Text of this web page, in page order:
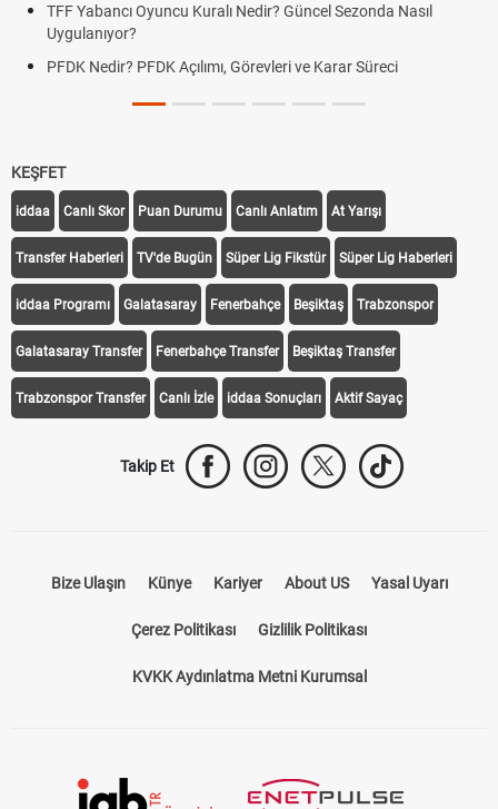
TFF Yabancı Oyuncu Kuralı Nedir? Güncel Sezonda Nasıl
Uygulanıyor?
PFDK Nedir? PFDK Açılımı, Görevleri ve Karar Süreci
KEŞFET
iddaa Canlı Skor Puan Durumu Canlı Anlatım At Yarışı
Transfer Haberleri TV'de Bugün Süper Lig Fikstür Süper Lig Haberleri
iddaa Programı Galatasaray Fenerbahçe Beşiktaş Trabzonspor
Galatasaray Transfer Fenerbahçe Transfer Beşiktaş Transfer
Trabzonspor Transfer Canlı İzle iddaa Sonuçları Aktif Sayaç
Takip Et
Bize Ulaşın Künye Kariyer About US Yasal Uyarı
Çerez Politikası Gizlilik Politikası
KVKK Aydınlatma Metni Kurumsal